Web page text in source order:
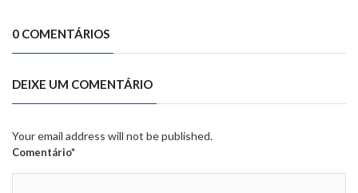
0 COMENTÁRIOS
DEIXE UM COMENTÁRIO
Your email address will not be published.
Comentário*